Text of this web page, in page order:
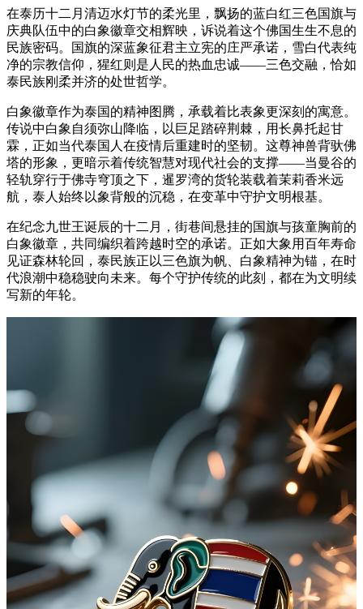
在泰历十二月清迈水灯节的柔光里，飘扬的蓝白红三色国旗与
庆典队伍中的白象徽章交相辉映，诉说着这个佛国生生不息的
民族密码。国旗的深蓝象征君主立宪的庄严承诺，雪白代表纯
净的宗教信仰，猩红则是人民的热血忠诚——三色交融，恰如
泰民族刚柔并济的处世哲学。
白象徽章作为泰国的精神图腾，承载着比表象更深刻的寓意。
传说中白象自须弥山降临，以巨足踏碎荆棘，用长鼻托起甘
霖，正如当代泰国人在疫情后重建时的坚韧。这尊神兽背驮佛
塔的形象，更暗示着传统智慧对现代社会的支撑——当曼谷的
轻轨穿行于佛寺穹顶之下，暹罗湾的货轮装载着茉莉香米远
航，泰人始终以象背般的沉稳，在变革中守护文明根基。
在纪念九世王诞辰的十二月，街巷间悬挂的国旗与孩童胸前的
白象徽章，共同编织着跨越时空的承诺。正如大象用百年寿命
见证森林轮回，泰民族正以三色旗为帆、白象精神为锚，在时
代浪潮中稳稳驶向未来。每个守护传统的此刻，都在为文明续
写新的年轮。